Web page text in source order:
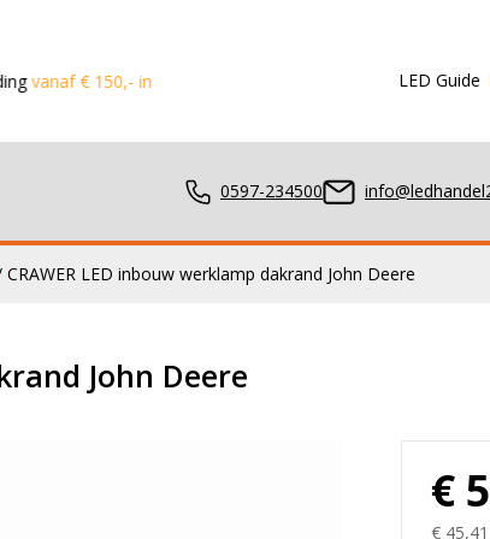
in de Benelux Dezelfde
LED Guide
0597-234500
CRAWER LED inbouw werklamp dakrand John Deere
John Deere
€
€